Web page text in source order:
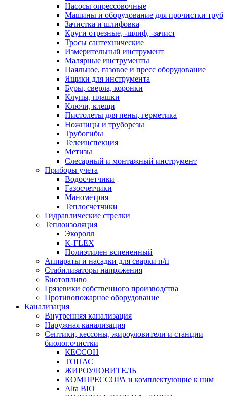
Насосы опрессовочные
Машины и оборудование для прочистки труб
Зачистка и шлифовка
Круги отрезные, -шлиф, -зачист
Тросы сантехнические
Измерительный инструмент
Малярные инструменты
Паяльное, газовое и пресс оборудование
Ящики для инструмента
Буры, сверла, коронки
Клупы, плашки
Ключи, клещи
Пистолеты для пены, герметика
Ножницы и труборезы
Трубогибы
Телеинспекция
Метизы
Слесарный и монтажный инструмент
Приборы учета
Водосчетчики
Газосчетчики
Манометрия
Теплосчетчики
Гидравлические стрелки
Теплоизоляция
Экоролл
K-FLEX
Полиэтилен вспененный
Аппараты и насадки для сварки п/п
Стабилизаторы напряжения
Биотопливо
Грязевики собственного производства
Противопожарное оборудование
Канализация
Внутренняя канализация
Наружная канализация
Септики, кессоны, жироуловители и станции
биолог.очистки
КЕССОН
ТОПАС
ЖИРОУЛОВИТЕЛЬ
КОМПРЕССОРА и комплектующие к ним
Alta BIO